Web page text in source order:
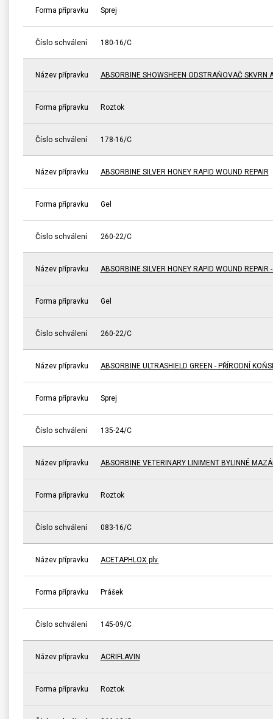
Forma přípravku Sprej
Číslo schválení 180-16/C
Název přípravku ABSORBINE SHOWSHEEN ODSTRAŇOVAČ SKVRN
Forma přípravku Roztok
Číslo schválení 178-16/C
Název přípravku ABSORBINE SILVER HONEY RAPID WOUND REPAIR
Forma přípravku Gel
Číslo schválení 260-22/C
Název přípravku ABSORBINE SILVER HONEY RAPID WOUND REPAIR
Forma přípravku Gel
Číslo schválení 260-22/C
Název přípravku ABSORBINE ULTRASHIELD GREEN - PŘÍRODNÍ
Forma přípravku Sprej
Číslo schválení 135-24/C
Název přípravku ABSORBINE VETERINARY LINIMENT BYLINNÉ
Forma přípravku Roztok
Číslo schválení 083-16/C
Název přípravku ACETAPHLOX plv.
Forma přípravku Prášek
Číslo schválení 145-09/C
Název přípravku ACRIFLAVIN
Forma přípravku Roztok